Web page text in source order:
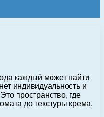
каждый может найти
индивидуальность и
пространство, где
до текстуры крема,